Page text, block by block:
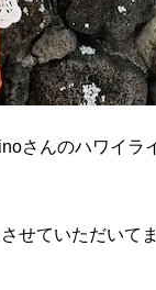
さんのハワイラ
せていただいてま